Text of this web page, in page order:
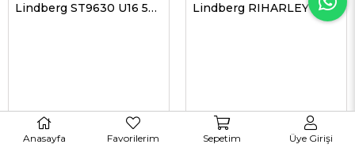
Lindberg ST9630 U16 50 Unisex Optik Gözlükler Lindberg RIHARLEY K204U13 43 Unisex Optik Gözlükler
Anasayfa Favorilerim Sepetim Üye Girişi